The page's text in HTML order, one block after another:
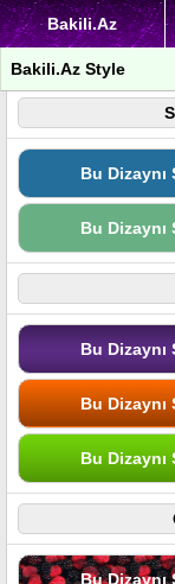
Bakili.Az
Bakili.Az Style
Bu Dizaynı
Bu Dizaynı
Bu Dizaynı
Bu Dizaynı
Bu Dizaynı
Bu Dizaynı